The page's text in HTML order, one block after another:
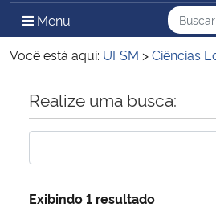
Ministério da Defesa
Ministério das Relações Exteriores
Ministério da Economia
Ministério da Infraestrutura
Menu Menu Principal do Sítio
Busca
Busca:
Você está aqui: UFSM >Ciências
Início do conteúdo
Realize uma busca:
Exibindo 1 resultado